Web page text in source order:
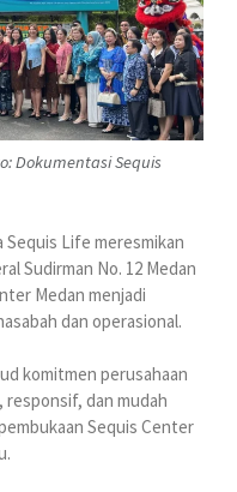
Dokumentasi Sequis
Sequis Life meresmikan
Sudirman No. 12 Medan
Medan menjadi
dan operasional.
komitmen perusahaan
responsif, dan mudah
Sequis Center